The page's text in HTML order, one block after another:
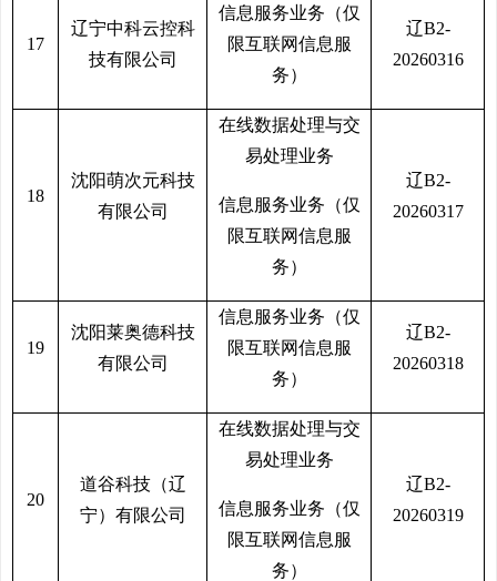
17
辽宁中科云控科
技有限公司
信息服务业务（仅
限互联网信息服
务）
辽B2-
20260316
18
沈阳萌次元科技
有限公司
在线数据处理与交
易处理业务
信息服务业务（仅
限互联网信息服
务）
辽B2-
20260317
19
沈阳莱奥德科技
有限公司
信息服务业务（仅
限互联网信息服
务）
辽B2-
20260318
20
道谷科技（辽
宁）有限公司
在线数据处理与交
易处理业务
信息服务业务（仅
限互联网信息服
务）
辽B2-
20260319